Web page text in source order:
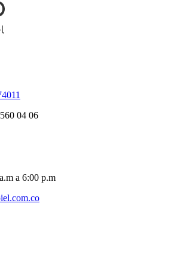
04 06
a 6:00 p.m